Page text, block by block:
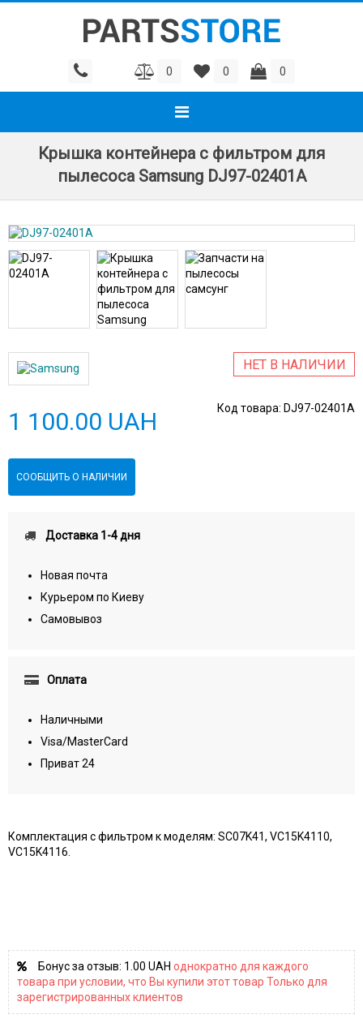
0 0 0
Крышка контейнера c фильтром для
пылесоса Samsung DJ97-02401A
НЕТ В НАЛИЧИИ
Код товара: DJ97-02401A
1 100.00 UAH
СООБЩИТЬ О НАЛИЧИИ
Доставка 1-4 дня
Новая почта
Курьером по Киеву
Самовывоз
Оплата
Наличными
Visa/MasterCard
Приват 24
Комплектация с фильтром к моделям: SC07K41, VC15K4110,
VC15K4116.
Бонус за отзыв: 1.00 UAH однократно для каждого
товара при условии, что Вы купили этот товар Только для
зарегистрированных клиентов